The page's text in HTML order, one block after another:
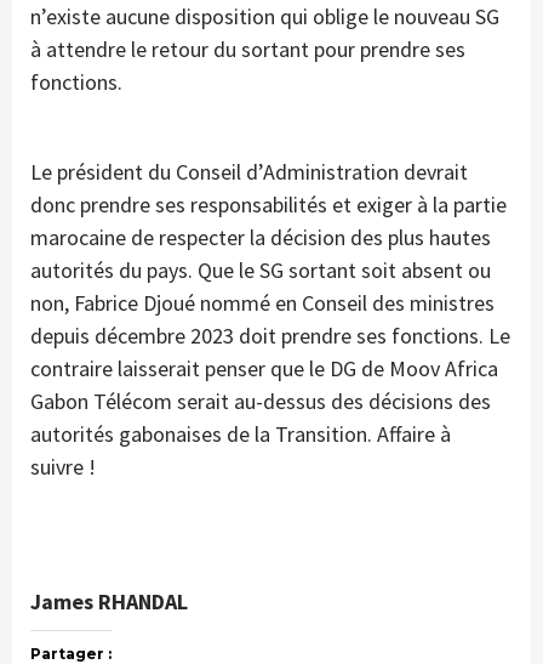
n’existe aucune disposition qui oblige le nouveau SG
à attendre le retour du sortant pour prendre ses
fonctions.
Le président du Conseil d’Administration devrait
donc prendre ses responsabilités et exiger à la partie
marocaine de respecter la décision des plus hautes
autorités du pays. Que le SG sortant soit absent ou
non, Fabrice Djoué nommé en Conseil des ministres
depuis décembre 2023 doit prendre ses fonctions. Le
contraire laisserait penser que le DG de Moov Africa
Gabon Télécom serait au-dessus des décisions des
autorités gabonaises de la Transition. Affaire à
suivre !
James RHANDAL
Partager :